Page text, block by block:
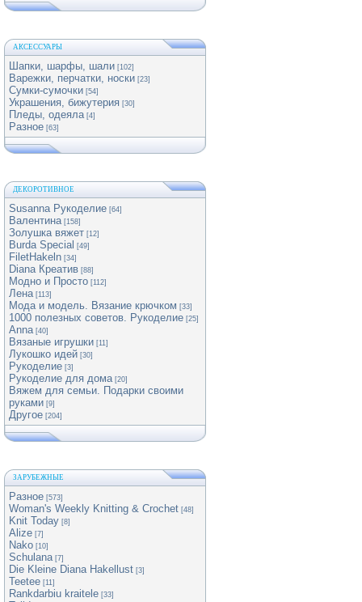
АКСЕССУАРЫ
Шапки, шарфы, шали [102]
Варежки, перчатки, носки [23]
Сумки-сумочки [54]
Украшения, бижутерия [30]
Пледы, одеяла [4]
Разное [63]
ДЕКОРОТИВНОЕ
Susanna Рукоделие [64]
Валентина [158]
Золушка вяжет [12]
Burda Special [49]
FiletHakeln [34]
Diana Креатив [88]
Модно и Просто [112]
Лена [113]
Мода и модель. Вязание крючком [33]
1000 полезных советов. Рукоделие [25]
Anna [40]
Вязаные игрушки [11]
Лукошко идей [30]
Рукоделие [3]
Рукоделие для дома [20]
Вяжем для семьи. Подарки своими
руками [9]
Другое [204]
ЗАРУБЕЖНЫЕ
Разное [573]
Woman's Weekly Knitting & Crochet [48]
Knit Today [8]
Alize [7]
Nako [10]
Schulana [7]
Die Kleine Diana Hakellust [3]
Teetee [11]
Rankdarbiu kraitele [33]